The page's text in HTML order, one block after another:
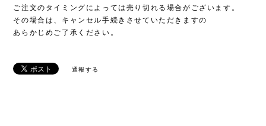
ご注文のタイミングによっては売り切れる場合がございます。
その場合は、キャンセル手続きさせていただきますの
あらかじめご了承ください。
通報する